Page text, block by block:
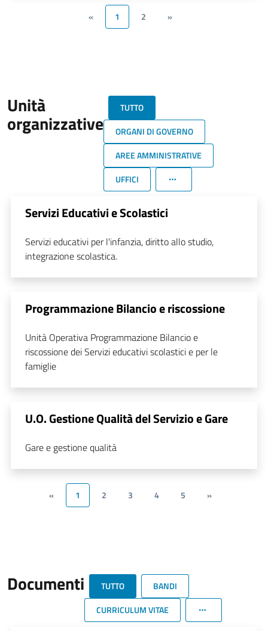
« 1 2 »
Unità
organizzative
TUTTO
ORGANI DI GOVERNO
AREE AMMINISTRATIVE
UFFICI
Servizi Educativi e Scolastici
Servizi educativi per l'infanzia, diritto allo studio,
integrazione scolastica.
Programmazione Bilancio e riscossione
Unità Operativa Programmazione Bilancio e
riscossione dei Servizi educativi scolastici e per le
famiglie
U.O. Gestione Qualità del Servizio e Gare
Gare e gestione qualità
« 1 2 3 4 5 »
Documenti TUTTO
BANDI
CURRICULUM VITAE